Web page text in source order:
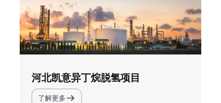
河北凯意异丁烷脱氢项目
了解更多